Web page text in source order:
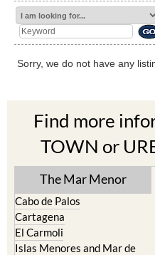
Sorry, we do not have any
Find more
TOWN or
The Mar Menor
Cabo de Palos
Cartagena
El Carmoli
Islas Menores and Mar de